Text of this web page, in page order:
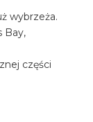
wybrzeża.
Bay,
części